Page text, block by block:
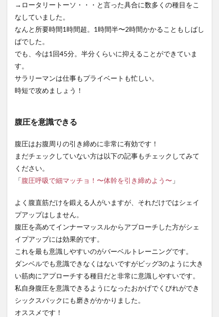
→ロータリートーソ・・・と言った具合に数多くの種目をこ
なしていました。
なんと所要時間1時間超。1時間半〜2時間かかることもしばし
ばでした。
でも、今は1回45分。半分くらいに抑えることができていま
す。
サラリーマンは仕事もプライベートも忙しい。
時短で攻めましょう！
腹圧を意識できる
腹圧はお腹周りの引き締めに非常に有効です！
まだチェックしていない方は以下の記事もチェックしてみて
ください。
「腹圧呼吸で細マッチョ！〜体幹を引き締めよう〜 」
よく腹直筋だけを鍛える人がいますが、それだけではシェイ
プアップはしません。
腹圧を高めてインナーマッスルからアプローチした方がシェ
イプアップには効果的です。
これを最も意識しやすいのがバーベルトレーニングです。
ダンベルでも意識できなくはないですがビッグ3のように大き
い筋肉にアプローチする種目だと非常に意識しやすいです。
私自身腹圧を意識できるようになったおかげでくびれができ
シックスパックにも磨きがかかりました。
オススメです！